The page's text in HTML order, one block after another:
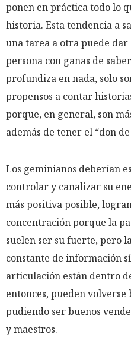
ponen en práctica todo lo
historia. Esta tendencia a
una tarea a otra puede
persona con ganas de
profundiza en nada, solo
propensos a contar
porque, en general, son
además de tener el “don
Los geminianos deberían
controlar y canalizar su
más positiva posible,
concentración porque la
suelen ser su fuerte, pero
constante de información
articulación están dentro
entonces, pueden volverse
pudiendo ser buenos
y maestros.